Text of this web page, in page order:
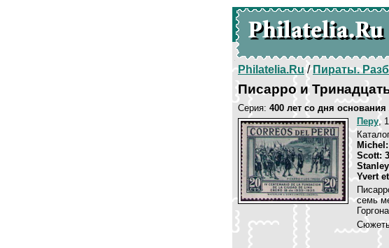
Philatelia.Ru/Пираты.
Писарро и
Серия: 400 лет со дня
Перу,
Scott:
Yvert
семь